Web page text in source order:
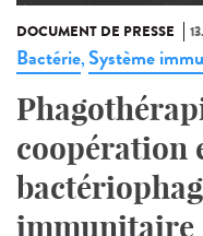
DOCUMENT DE PRESSE
Bactérie,Système
coopération
immunitaire